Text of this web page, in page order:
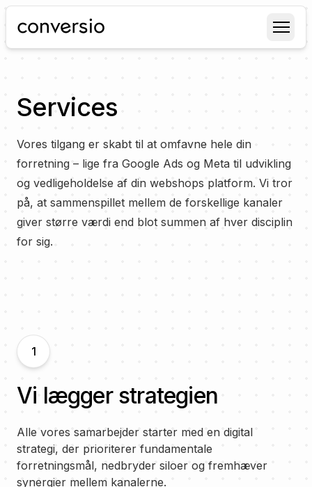
Conversio
Services
Vores tilgang er skabt til at omfavne hele din
forretning – lige fra Google Ads og Meta til udvikling
og vedligeholdelse af din webshops platform. Vi tror
på, at sammenspillet mellem de forskellige kanaler
giver større værdi end blot summen af hver disciplin
for sig.
1
Vi lægger strategien
Alle vores samarbejder starter med en digital
strategi, der prioriterer fundamentale
forretningsmål, nedbryder siloer og fremhæver
synergier mellem kanalerne.